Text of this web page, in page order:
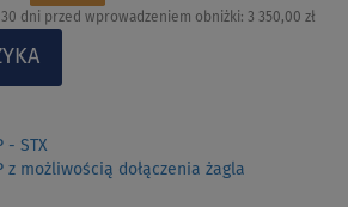
dni przed wprowadzeniem obniżki: 3 350,00 zł
- STX
z możliwością dołączenia żagla